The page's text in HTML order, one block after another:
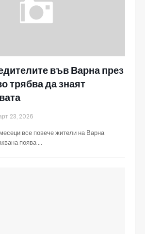
във Варна през
трябва да знаят
23, 2026
все повече жители на Варна
поява …